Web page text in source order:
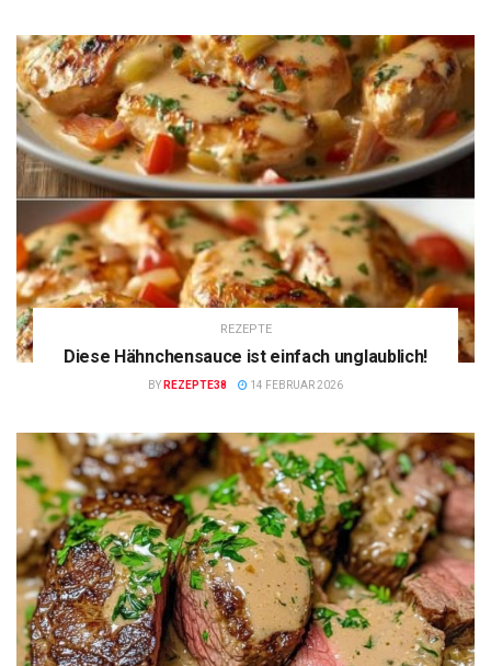
REZEPTE
Diese Hähnchensauce ist einfach unglaublich!
BY REZEPTE38 14 FEBRUAR 2026